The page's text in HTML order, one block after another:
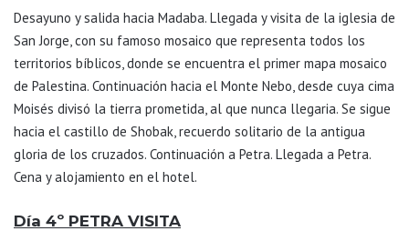
Desayuno y salida hacia Madaba. Llegada y visita de la iglesia de
San Jorge, con su famoso mosaico que representa todos los
territorios bíblicos, donde se encuentra el primer mapa mosaico
de Palestina. Continuación hacia el Monte Nebo, desde cuya cima
Moisés divisó la tierra prometida, al que nunca llegaria. Se sigue
hacia el castillo de Shobak, recuerdo solitario de la antigua
gloria de los cruzados. Continuación a Petra. Llegada a Petra.
Cena y alojamiento en el hotel.
Día 4º PETRA VISITA